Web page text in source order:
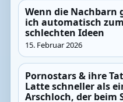
Wenn die
ich automatisch
schlechten Ideen
15. Februar 2026
Pornostars & ihre
Latte schneller als
Arschloch, der beim